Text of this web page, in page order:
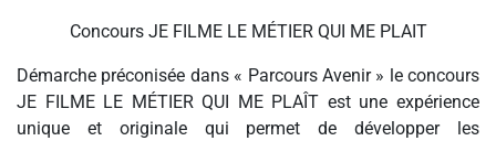
Concours JE FILME LE MÉTIER QUI ME PLAIT
Démarche préconisée dans « Parcours Avenir » le concours
JE FILME LE MÉTIER QUI ME PLAÎT est une expérience
unique et originale qui permet de développer les